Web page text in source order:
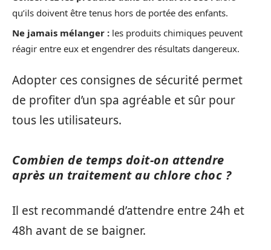
qu’ils doivent être tenus hors de portée des enfants.
Ne jamais mélanger : les produits chimiques peuvent
réagir entre eux et engendrer des résultats dangereux.
Adopter ces consignes de sécurité permet
de profiter d’un spa agréable et sûr pour
tous les utilisateurs.
Combien de temps doit-on attendre
après un traitement au chlore choc ?
Il est recommandé d’attendre entre 24h et
48h avant de se baigner.